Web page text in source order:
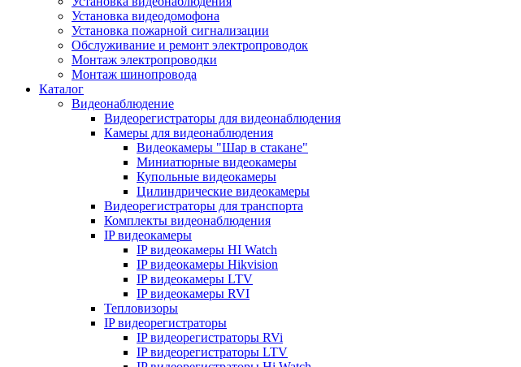
Установка видеодомофона
Установка пожарной сигнализации
Обслуживание и ремонт электропроводок
Монтаж электропроводки
Монтаж шинопровода
Каталог
Видеонаблюдение
Видеорегистраторы для видеонаблюдения
Камеры для видеонаблюдения
Видеокамеры "Шар в стакане"
Миниатюрные видеокамеры
Купольные видеокамеры
Цилиндрические видеокамеры
Видеорегистраторы для транспорта
Комплекты видеонаблюдения
IP видеокамеры
IP видеокамеры HI Watch
IP видеокамеры Hikvision
IP видеокамеры LTV
IP видеокамеры RVI
Тепловизоры
IP видеорегистраторы
IP видеорегистраторы RVi
IP видеорегистраторы LTV